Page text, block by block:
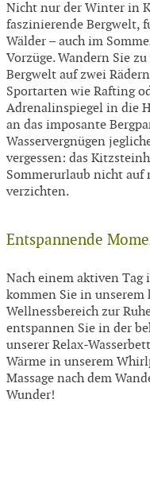
Nicht nur der Winter in
faszinierende Bergwelt,
Wälder – auch im
Vorzüge. Wandern Sie
Bergwelt auf zwei
Sportarten wie Rafting
Adrenalinspiegel in die
an das imposante
Wasservergnügen
vergessen: das
Sommerurlaub nicht auf
verzichten.
Entspannende
Nach einem aktiven
kommen Sie in
Wellnessbereich zur
entspannen Sie in der
unserer Relax-
Wärme in unserem
Massage nach dem
Wunder!